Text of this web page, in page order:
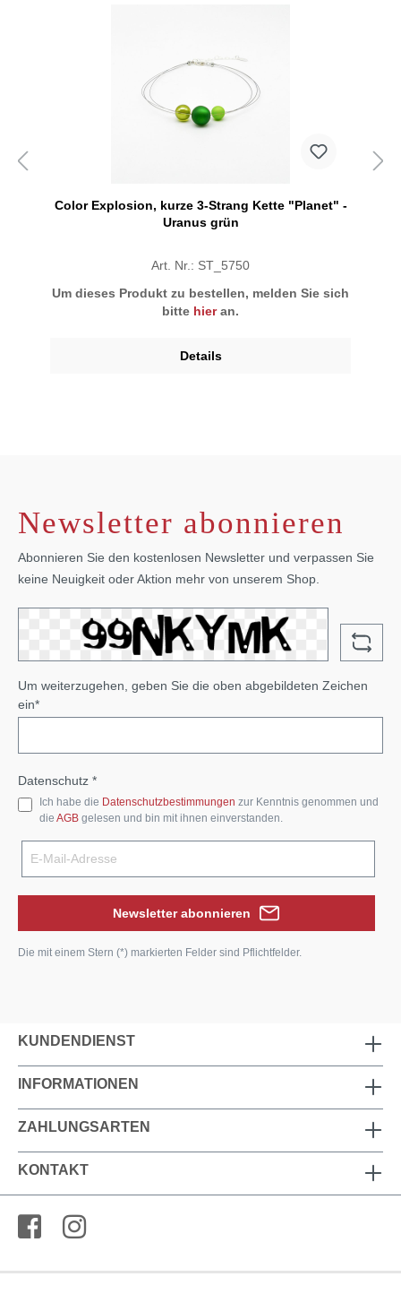
Color Explosion, kurze 3-Strang Kette "Planet" -
Uranus grün
Art. Nr.: ST_5750
Um dieses Produkt zu bestellen, melden Sie sich
bitte hieran.
Details
Newsletter abonnieren
Abonnieren Sie den kostenlosen Newsletter und verpassen Sie
keine Neuigkeit oder Aktion mehr von unserem Shop.
Um weiterzugehen, geben Sie die oben abgebildeten Zeichen
ein*
Datenschutz *
Ich habe die Datenschutzbestimmungen zur Kenntnis genommen und
die AGB gelesen und bin mit ihnen einverstanden.
Newsletter abonnieren
Die mit einem Stern (*) markierten Felder sind Pflichtfelder.
KUNDENDIENST
INFORMATIONEN
ZAHLUNGSARTEN
KONTAKT